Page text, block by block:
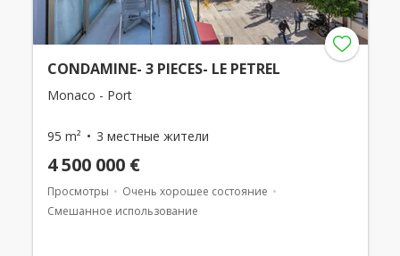
CONDAMINE- 3 PIECES- LE PETREL
Monaco - Port
95 m² 3 местные жители
4 500 000 €
Просмотры
Очень хорошее состояние
Смешанное использование